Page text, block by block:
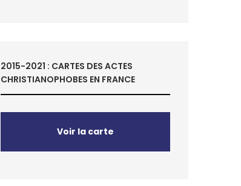
2015-2021 : CARTES DES ACTES
CHRISTIANOPHOBES EN FRANCE
Voir la carte